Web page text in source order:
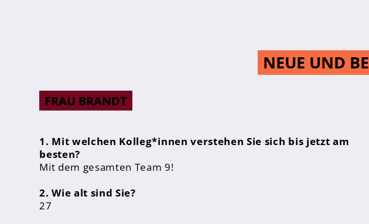
MINT
Informatik
Differenzierung
Inklusion
NEUE UND
FRAU BRANDT
1. Mit welchen Kolleg*innen verstehen Sie sich bis jetzt am
besten?
Mit dem gesamten Team 9!
2. Wie alt sind Sie?
27